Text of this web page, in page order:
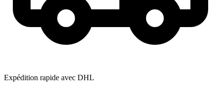
Expédition rapide avec DHL